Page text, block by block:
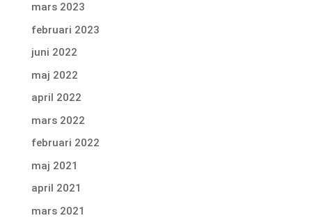
mars 2023
februari 2023
juni 2022
maj 2022
april 2022
mars 2022
februari 2022
maj 2021
april 2021
mars 2021